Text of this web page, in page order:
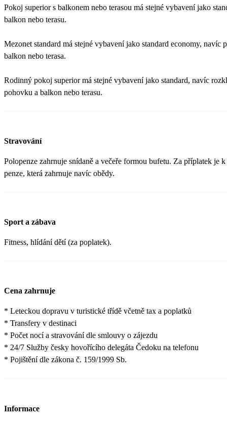
Pokoj superior s balkonem nebo terasou má stejné vybavení jako
balkon nebo terasu.
Mezonet standard má stejné vybavení jako standard economy, navíc
balkon nebo terasa.
Rodinný pokoj superior má stejné vybavení jako standard, navíc
pohovku a balkon nebo terasu.
Stravování
Polopenze zahrnuje snídaně a večeře formou bufetu. Za příplatek je
penze, která zahrnuje navíc obědy.
Sport a zábava
Fitness, hlídání dětí (za poplatek).
Cena zahrnuje
* Leteckou dopravu v turistické třídě včetně tax a poplatků
* Transfery v destinaci
* Počet nocí a stravování dle smlouvy o zájezdu
* 24/7 Služby česky hovořícího delegáta Čedoku na telefonu
* Pojištění dle zákona č. 159/1999 Sb.
Informace